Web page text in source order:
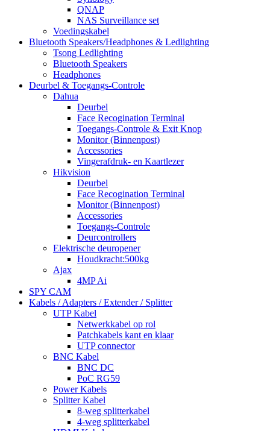
QNAP
NAS Surveillance set
Voedingskabel
Bluetooth Speakers/Headphones & Ledlighting
Tsong Ledlighting
Bluetooth Speakers
Headphones
Deurbel & Toegangs-Controle
Dahua
Deurbel
Face Recogination Terminal
Toegangs-Controle & Exit Knop
Monitor (Binnenpost)
Accessories
Vingerafdruk- en Kaartlezer
Hikvision
Deurbel
Face Recogination Terminal
Monitor (Binnenpost)
Accessories
Toegangs-Controle
Deurcontrollers
Elektrische deuropener
Houdkracht:500kg
Ajax
4MP Ai
SPY CAM
Kabels / Adapters / Extender / Splitter
UTP Kabel
Netwerkkabel op rol
Patchkabels kant en klaar
UTP connector
BNC Kabel
BNC DC
PoC RG59
Power Kabels
Splitter Kabel
8-weg splitterkabel
4-weg splitterkabel